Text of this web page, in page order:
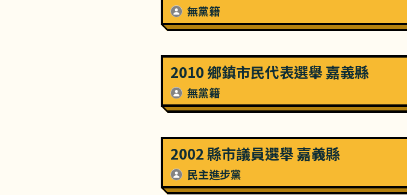
無黨籍
2010 鄉鎮市民代表選舉 嘉義縣
無黨籍
2002 縣市議員選舉 嘉義縣
民主進步黨